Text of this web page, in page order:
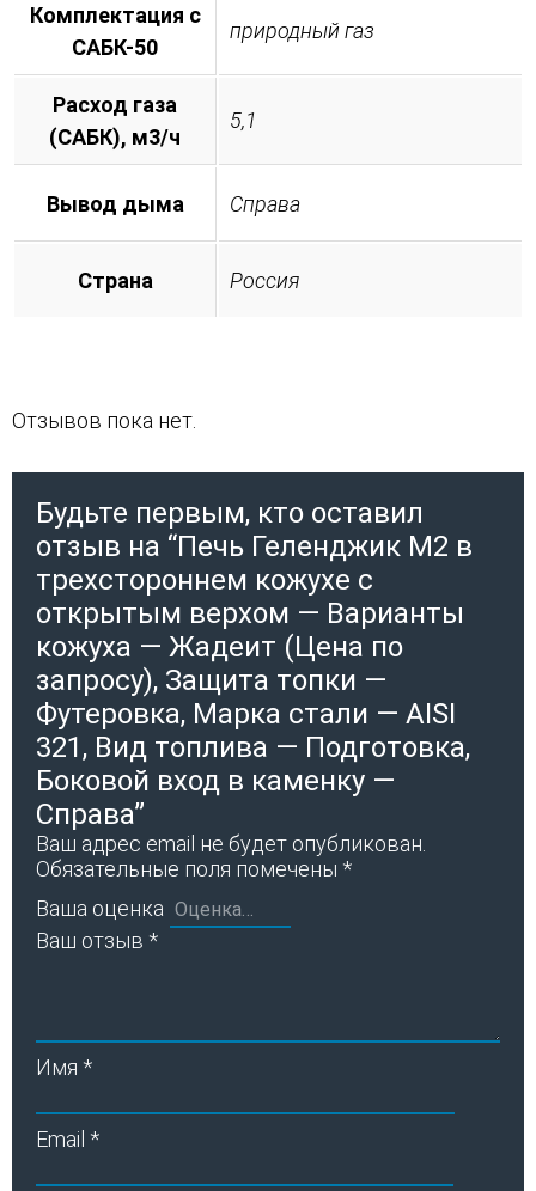
Комплектация с
САБК-50
природный газ
Расход газа
(САБК), м3/ч
5,1
Вывод дыма Справа
Страна Россия
Отзывов пока нет.
Будьте первым, кто оставил
отзыв на “Печь Геленджик М2 в
трехстороннем кожухе с
открытым верхом — Варианты
кожуха — Жадеит (Цена по
запросу), Защита топки —
Футеровка, Марка стали — AISI
321, Вид топлива — Подготовка,
Боковой вход в каменку —
Справа”
Ваш адрес email не будет опубликован.
Обязательные поля помечены *
Ваша оценка
Ваш отзыв *
Имя *
Email *